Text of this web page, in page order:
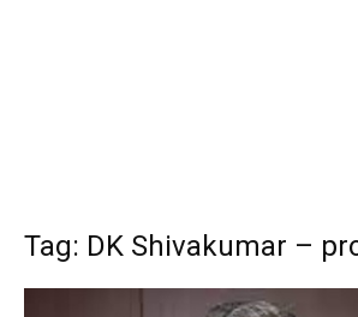
Tag: DK Shivakumar –